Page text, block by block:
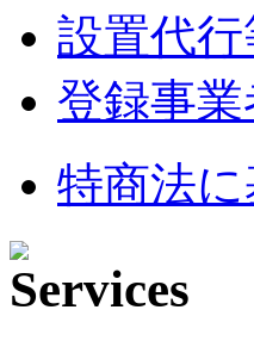
設置代
登録事業
特商法